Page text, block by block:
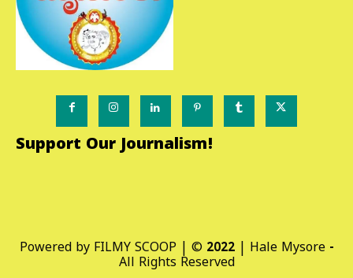
Support Our Journalism!
Powered by FILMY SCOOP | © 2022 | Hale Mysore -
All Rights Reserved